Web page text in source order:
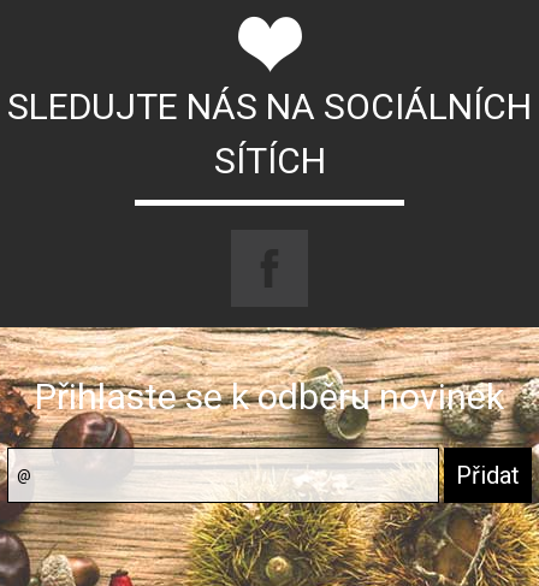
SLEDUJTE NÁS NA SOCIÁLNÍCH
SÍTÍCH
Přihlaste se k odběru novinek